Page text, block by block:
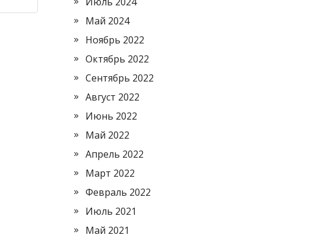
Май 2024
Ноябрь 2022
Октябрь 2022
Сентябрь 2022
Август 2022
Июнь 2022
Май 2022
Апрель 2022
Март 2022
Февраль 2022
Июль 2021
Май 2021